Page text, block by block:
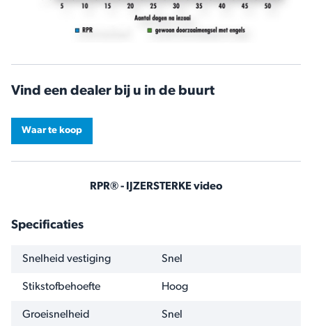
Vind een dealer bij u in de buurt
Waar te koop
RPR® - IJZERSTERKE video
Specificaties
NAAM WAARDE
Snelheid vestiging Snel
Stikstofbehoefte Hoog
Groeisnelheid Snel